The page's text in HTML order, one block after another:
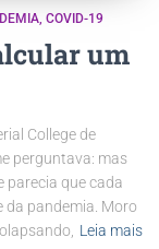
COVID-19
um
College de
perguntava: mas
parecia que cada
pandemia. Moro
Leia mais